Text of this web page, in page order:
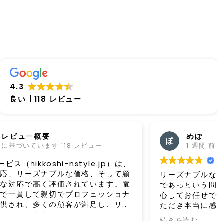
4.3
良い
118 レビュー
めぽ
1 週間 前
リーズナブルな価格で、作業も驚くほどスピーディー
であっという間に終わりました。対応も終始丁寧で安
心してお任せできました。この酷暑の中、作業してい
ただき本当に感謝しています。また機会があればぜひ
お願いしたいです！